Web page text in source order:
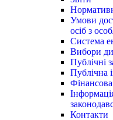
Умови
осіб з
Система
Вибори
Публічні
Публічна
Фінансова
Контакти